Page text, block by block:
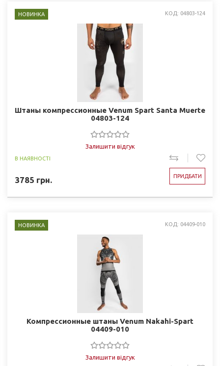
НОВИНКА КОД: 04803-124
Штаны компрессионные Venum Spart Santa Muerte
04803-124
Залишити відгук
В НАЯВНОСТІ
3785 грн. ПРИДБАТИ
НОВИНКА КОД: 04409-010
Компрессионные штаны Venum Nakahi-Spart
04409-010
Залишити відгук